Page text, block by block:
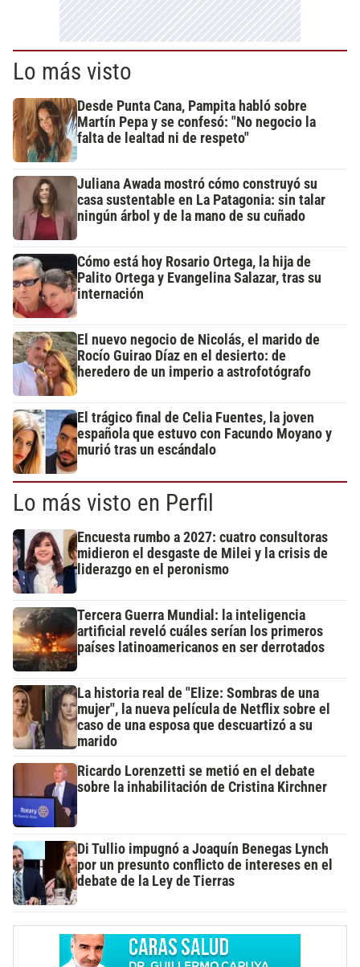
Lo más visto
Desde Punta Cana, Pampita habló sobre
Martín Pepa y se confesó: "No negocio la
falta de lealtad ni de respeto"
Juliana Awada mostró cómo construyó su
casa sustentable en La Patagonia: sin talar
ningún árbol y de la mano de su cuñado
Cómo está hoy Rosario Ortega, la hija de
Palito Ortega y Evangelina Salazar, tras su
internación
El nuevo negocio de Nicolás, el marido de
Rocío Guirao Díaz en el desierto: de
heredero de un imperio a astrofotógrafo
El trágico final de Celia Fuentes, la joven
española que estuvo con Facundo Moyano y
murió tras un escándalo
Lo más visto en Perfil
Encuesta rumbo a 2027: cuatro consultoras
midieron el desgaste de Milei y la crisis de
liderazgo en el peronismo
Tercera Guerra Mundial: la inteligencia
artificial reveló cuáles serían los primeros
países latinoamericanos en ser derrotados
La historia real de "Elize: Sombras de una
mujer", la nueva película de Netflix sobre el
caso de una esposa que descuartizó a su
marido
Ricardo Lorenzetti se metió en el debate
sobre la inhabilitación de Cristina Kirchner
Di Tullio impugnó a Joaquín Benegas Lynch
por un presunto conflicto de intereses en el
debate de la Ley de Tierras